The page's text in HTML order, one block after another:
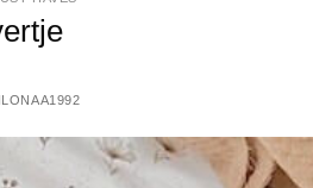
ILONAA1992